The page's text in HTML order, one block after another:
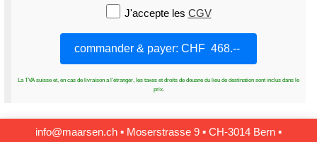
J'accepte les CGV
La TVA suisse et, en cas de livraison a l'étranger, les taxes et droits de douane du lieu de destination sont inclus dans le
prix.
info@maarsen.ch ▪ Moserstrasse 9 ▪ CH‑3014 Bern ▪